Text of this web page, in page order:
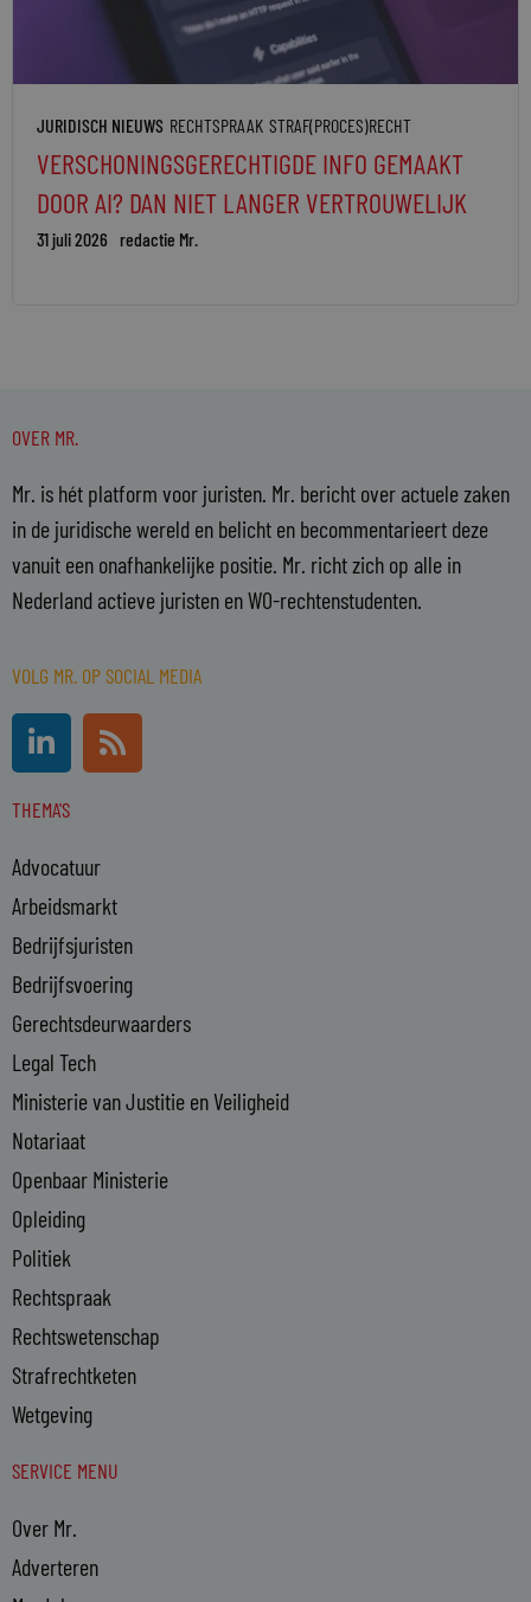
JURIDISCH NIEUWS RECHTSPRAAK STRAF(PROCES)RECHT
VERSCHONINGSGERECHTIGDE INFO GEMAAKT
DOOR AI? DAN NIET LANGER VERTROUWELIJK
31 juli 2026 redactie Mr.
OVER MR.
Mr. is hét platform voor juristen. Mr. bericht over actuele zaken
in de juridische wereld en belicht en becommentarieert deze
vanuit een onafhankelijke positie. Mr. richt zich op alle in
Nederland actieve juristen en WO-rechtenstudenten.
VOLG MR. OP SOCIAL MEDIA
L
i
n
k
d
i
n
-
i
n
R
s
s
THEMA'S
Advocatuur
Arbeidsmarkt
Bedrijfsjuristen
Bedrijfsvoering
Gerechtsdeurwaarders
Legal Tech
Ministerie van Justitie en Veiligheid
Notariaat
Openbaar Ministerie
Opleiding
Politiek
Rechtspraak
Rechtswetenschap
Strafrechtketen
Wetgeving
SERVICE MENU
Over Mr.
Adverteren